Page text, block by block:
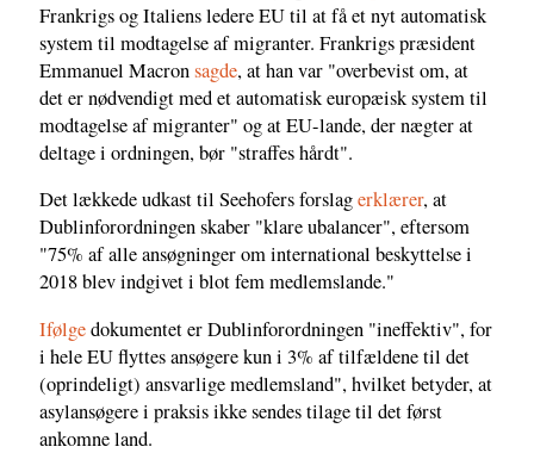
Frankrigs og Italiens ledere EU til at få et nyt automatisk
system til modtagelse af migranter. Frankrigs præsident
Emmanuel Macronsagde, at han var "overbevist om, at
det er nødvendigt med et automatisk europæisk system til
modtagelse af migranter" og at EU-lande, der nægter at
deltage i ordningen, bør "straffes hårdt".
Det lækkede udkast til Seehofers forslagerklærer, at
Dublinforordningen skaber "klare ubalancer", eftersom
"75% af alle ansøgninger om international beskyttelse i
2018 blev indgivet i blot fem medlemslande."
Ifølgedokumentet er Dublinforordningen "ineffektiv", for
i hele EU flyttes ansøgere kun i 3% af tilfældene til det
(oprindeligt) ansvarlige medlemsland", hvilket betyder, at
asylansøgere i praksis ikke sendes tilage til det først
ankomne land.